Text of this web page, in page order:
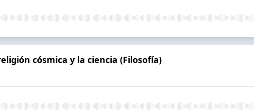
cósmica y la ciencia (Filosofía)